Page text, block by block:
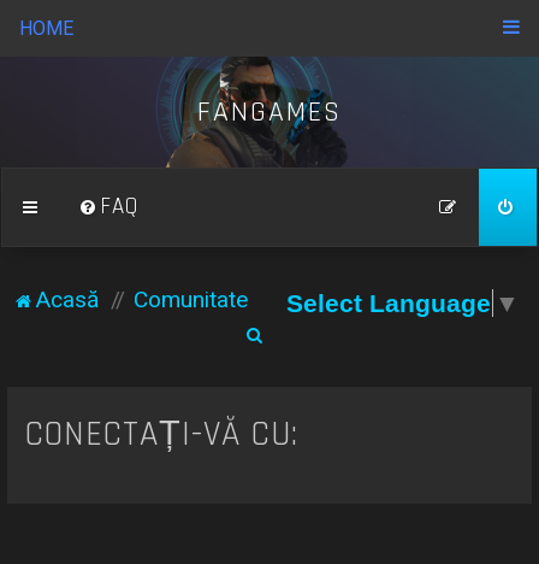
HOME
FANGAMES
FAQ
Acasă Comunitate Select Language ▼
t
CONECTAȚI-VĂ CU: